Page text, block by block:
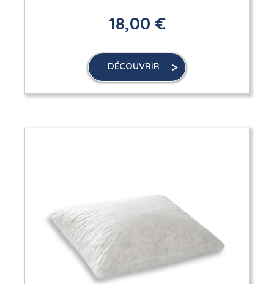
18,00 €
DÉCOUVRIR